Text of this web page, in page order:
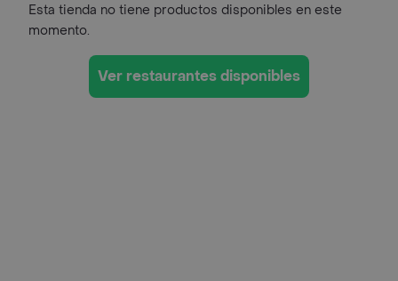
Esta tienda no tiene productos disponibles en este
momento.
Ver restaurantes disponibles